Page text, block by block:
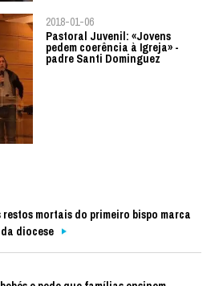
2018-01-06
Pastoral Juvenil: «Jovens
pedem coerência à Igreja» -
padre Santi Dominguez
mortais do primeiro bispo marca
diocese